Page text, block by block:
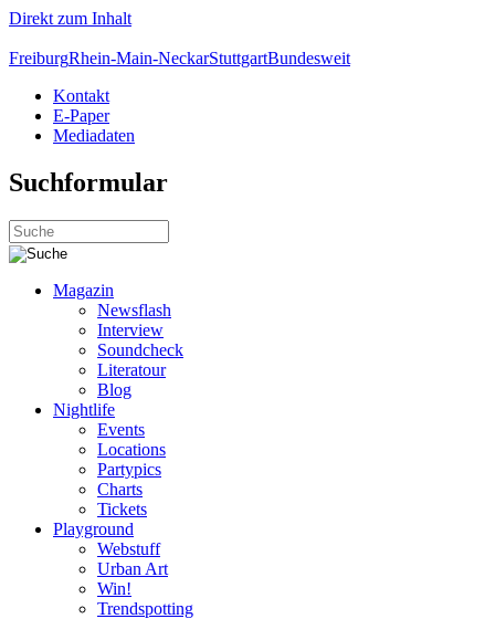
Direkt zum Inhalt
FreiburgRhein-Main-NeckarStuttgartBundesweit
Kontakt
E-Paper
Mediadaten
Suchformular
Magazin
Newsflash
Interview
Soundcheck
Literatour
Blog
Nightlife
Events
Locations
Partypics
Charts
Tickets
Playground
Webstuff
Urban Art
Win!
Trendspotting